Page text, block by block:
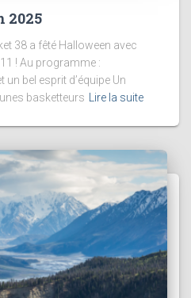
2025
38 a fêté Halloween avec
! Au programme :
bel esprit d’équipe Un
basketteurs Lire la suite